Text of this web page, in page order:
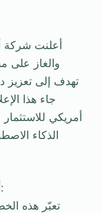
أعلنت شركة
والغاز على
تهدف إلى تعزيز
أمريكي
الذكاء
أهمية تخصيص أرامكو لهذا الاستثمار الكبير:
تعبّر هذه